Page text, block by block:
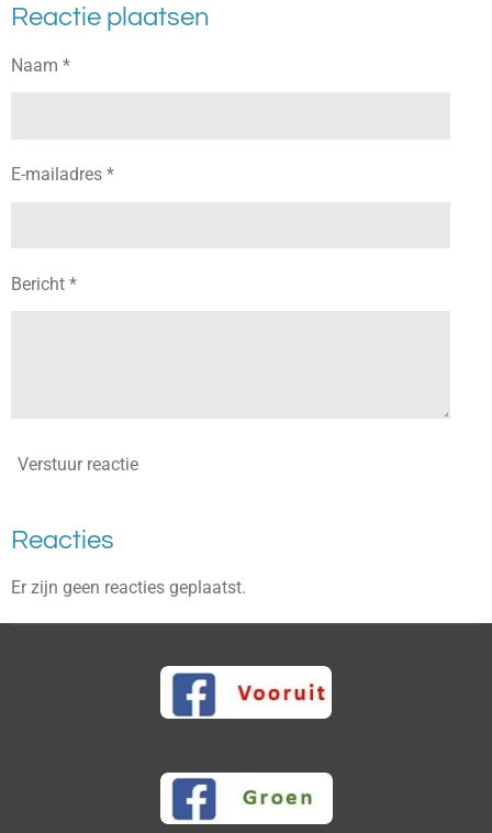
e
l
r
e
e
Reactie plaatsen
Naam *
E-mailadres *
Bericht *
Verstuur reactie
Reacties
Er zijn geen reacties geplaatst.